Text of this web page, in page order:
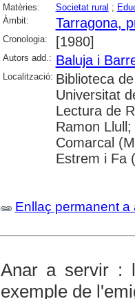
Matèries: Societat rural ;
Àmbit:
Tarragona,
Cronologia: [1980]
Autors add.: Baluja i
Localització: Biblioteca
Universitat
Lectura de
Ramon
Comarcal
Estrem i Fa
Enllaç permanent a
Anar a servir :
exemple de